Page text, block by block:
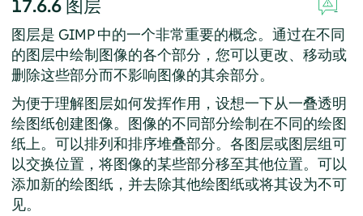
17.6.6 图层
图层是 GIMP中的一个非常重要的概念。通过在不同
的图层中绘制图像的各个部分，您可以更改、移动或
删除这些部分而不影响图像的其余部分。
为便于理解图层如何发挥作用，设想一下从一叠透明
绘图纸创建图像。图像的不同部分绘制在不同的绘图
纸上。可以排列和排序堆叠部分。各图层或图层组可
以交换位置，将图像的某些部分移至其他位置。可以
添加新的绘图纸，并去除其他绘图纸或将其设为不可
见。